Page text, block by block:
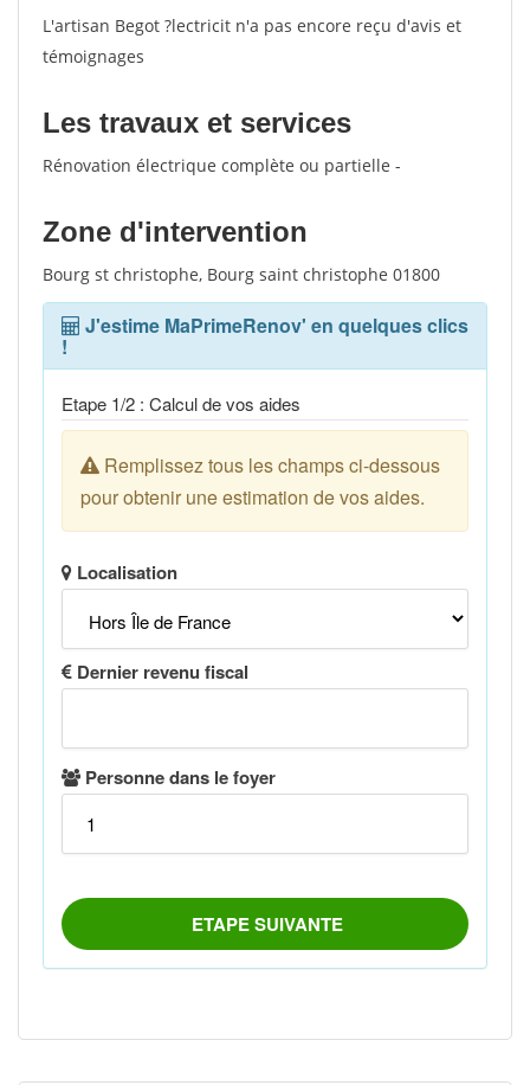
L'artisan Begot ?lectricit n'a pas encore reçu d'avis et
témoignages
Les travaux et services
Rénovation électrique complète ou partielle -
Zone d'intervention
Bourg st christophe, Bourg saint christophe 01800